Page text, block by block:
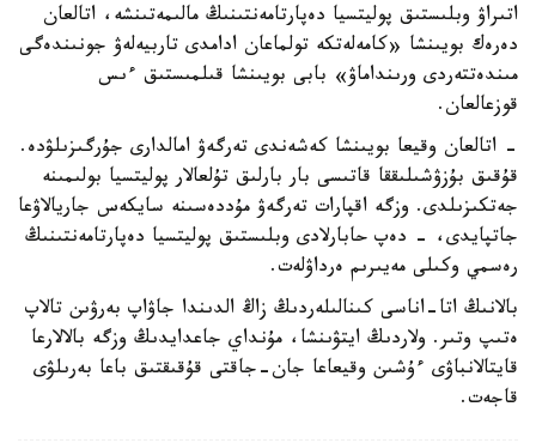
اتىراۋ وبلىستىق پوليتسيا دەپارتامەنتىنىڭ مالىمەتىنشە، اتالعان
دەرەك بويىنشا «كامەلەتكە تولماعان ادامدى تاربيەلەۋ جونىندەگى
مىندەتتەردى ورىنداماۋ» بابى بويىنشا قىلمىستىق ءىس
قوزعالعان.
- اتالعان وقيعا بويىنشا كەشەندى تەرگەۋ امالدارى جۇرگىزىلۋدە.
قۇقىق بۇزۋشىلىققا قاتىسى بار بارلىق تۇلعالار پوليتسيا بولىمىنە
جەتكىزىلدى. وزگە اقپارات تەرگەۋ مۇددەسىنە سايكەس جاريالاۋعا
جاتپايدى، - دەپ حابارلادى وبلىستىق پوليتسيا دەپارتامەنتىنىڭ
رەسمي وكىلى مەيىرىم ەرداۋلەت.
بالانىڭ اتا-اناسى كىنالىلەردىڭ زاڭ الدىندا جاۋاپ بەرۋىن تالاپ
ەتىپ وتىر. ولاردىڭ ايتۋىنشا، مۇنداي جاعدايدىڭ وزگە بالالارعا
قايتالانباۋى ءۇشىن وقيعاعا جان-جاقتى قۇقىقتىق باعا بەرىلۋى
قاجەت.